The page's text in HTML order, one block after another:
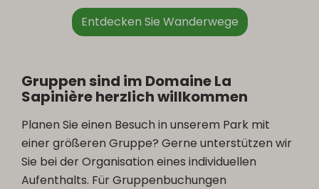
Entdecken Sie Wanderwege
Gruppen sind im Domaine La
Sapinière herzlich willkommen
Planen Sie einen Besuch in unserem Park mit
einer größeren Gruppe? Gerne unterstützen wir
Sie bei der Organisation eines individuellen
Aufenthalts. Für Gruppenbuchungen